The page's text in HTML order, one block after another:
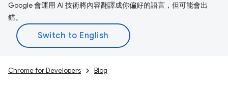
Google 會運用 AI 技術將內容翻譯成你偏好的語言，但可能會出
錯。
Chrome for Developers Blog